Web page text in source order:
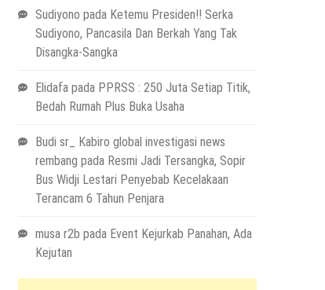
Sudiyono pada Ketemu Presiden!! Serka
Sudiyono, Pancasila Dan Berkah Yang Tak
Disangka-Sangka
Elidafapada PPRSS : 250 Juta Setiap Titik,
Bedah Rumah Plus Buka Usaha
Budi sr_ Kabiro global investigasi news
rembang pada Resmi Jadi Tersangka, Sopir
Bus Widji Lestari Penyebab Kecelakaan
Terancam 6 Tahun Penjara
musa r2b pada Event Kejurkab Panahan, Ada
Kejutan